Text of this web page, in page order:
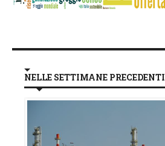
NELLE SETTIMANE PRECEDENTI